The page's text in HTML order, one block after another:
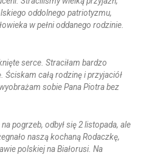
oddolnego patriotyzmu,
w pełni oddanego rodzinie.
serce. Straciłam bardzo
Ściskam całą rodzinę i przyjaciół
sobie Pana Piotra bez
pogrzeb, odbył się 2 listopada, ale
naszą kochaną Rodaczkę,
polskiej na Białorusi. Na